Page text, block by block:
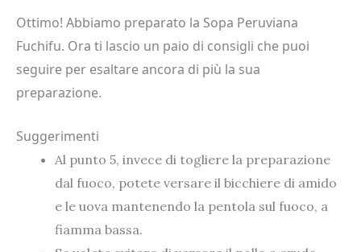
Ottimo! Abbiamo preparato la Sopa Peruviana
Fuchifu. Ora ti lascio un paio di consigli che puoi
seguire per esaltare ancora di più la sua
preparazione.
Suggerimenti
Al punto 5, invece di togliere la preparazione
dal fuoco, potete versare il bicchiere di amido
e le uova mantenendo la pentola sul fuoco, a
fiamma bassa.